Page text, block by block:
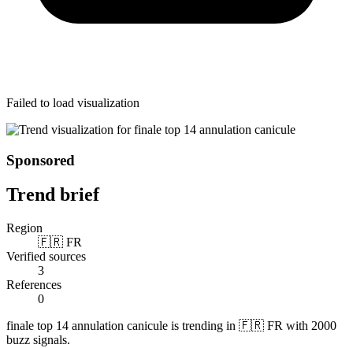
Failed to load visualization
Sponsored
Trend brief
Region
🇫🇷 FR
Verified sources
3
References
0
finale top 14 annulation canicule is trending in 🇫🇷 FR with 2000
buzz signals.